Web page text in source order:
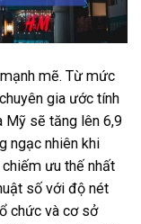
mẽ. Từ mức
gia ước tính
Mỹ sẽ tăng lên 6,9
ngạc nhiên khi
ưu thế nhất
số với độ nét
chức và cơ sở